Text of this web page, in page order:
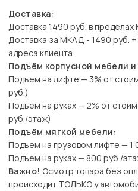
Доставка:
Доставка 1490 руб. в
Доставка за МКАД - 1490 руб.
адреса клиента.
Подъём корпусной мебели и
Подъем на лифте — 3% от
руб.)
Подъем на руках — 2% от
руб./этаж)
Подъём мягкой мебели:
Подъем на грузовом лифте — 1
Подъем на руках — 800 руб./
Важно! Осмотр товара без
происходит ТОЛЬКО у